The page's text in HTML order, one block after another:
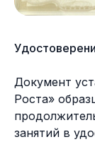
Документ
Роста»
занятий в